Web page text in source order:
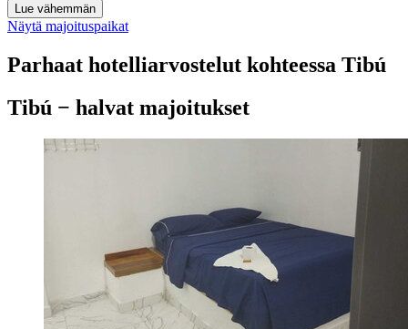
Lue vähemmän
Näytä majoituspaikat
Parhaat hotelliarvostelut kohteessa Tibú
Tibú − halvat majoitukset